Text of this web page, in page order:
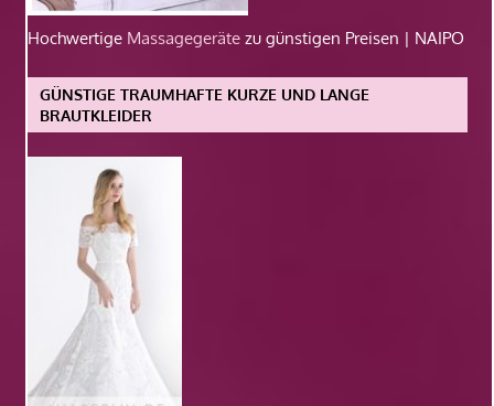
Hochwertige Massagegeräte zu günstigen Preisen | NAIPO
GÜNSTIGE TRAUMHAFTE KURZE UND LANGE
BRAUTKLEIDER